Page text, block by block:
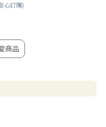
心訂購)
商品